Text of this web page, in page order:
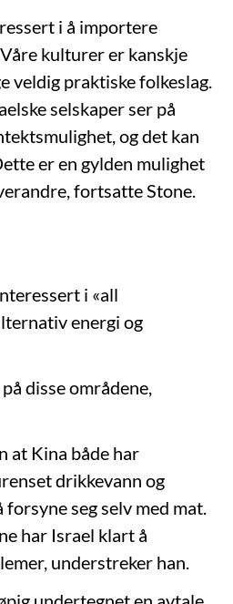
i å importere
kulturer er kanskje
veldig praktiske folkeslag.
selskaper ser på
og det kan
er en gylden mulighet
fortsatte Stone.
i «all
energi og
disse områdene,
at Kina både har
drikkevann og
seg selv med mat.
har Israel klart å
understreker han.